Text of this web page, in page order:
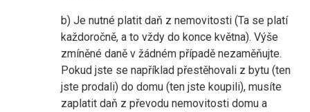
b) Je nutné platit daň z nemovitosti (Ta se platí
každoročně, a to vždy do konce května). Výše
zmíněné daně v žádném případě nezaměňujte.
Pokud jste se například přestěhovali z bytu (ten
jste prodali) do domu (ten jste koupili), musíte
zaplatit daň z převodu nemovitosti domu a